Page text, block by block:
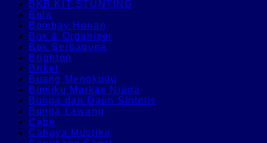
BKB KIT STUNTING
Bola
Bombay Honan
Box & Organizer
Box Serbaguna
Brighton
Briket
Buang Mengkudu
Bumiku Markas Niaga
Bunga dan Daun Sintetis
Bunga Lawang
Cabe
Cahaya Mustika